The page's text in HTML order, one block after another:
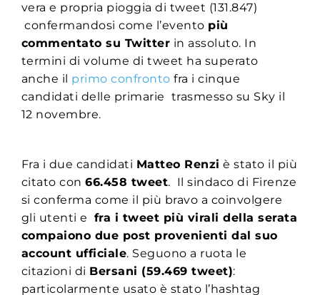
vera e propria pioggia di tweet (131.847)
confermandosi come l’evento più
commentato su Twitter in assoluto. In
termini di volume di tweet ha superato
anche il primo confronto fra i cinque
candidati delle primarie trasmesso su Sky il
12 novembre.
Fra i due candidati Matteo Renzi è stato il più
citato con66.458 tweet. Il sindaco di Firenze
si conferma come il più bravo a coinvolgere
gli utenti e fra i tweet più virali della serata
compaiono due post provenienti dal suo
account ufficiale. Seguono a ruota le
citazioni di Bersani (59.469 tweet):
particolarmente usato è stato l’hashtag